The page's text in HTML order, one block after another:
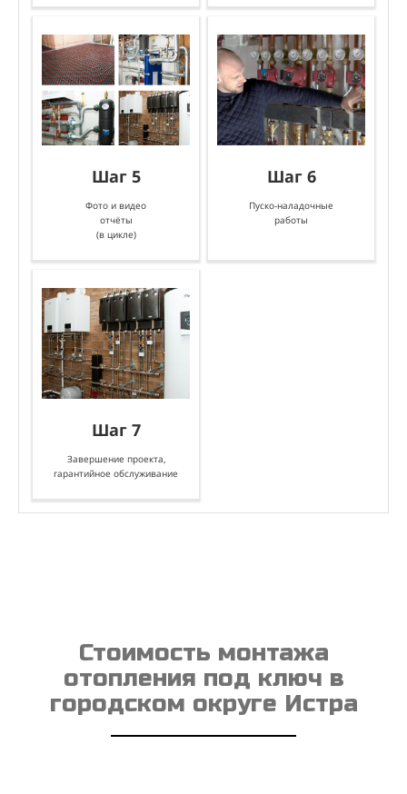
Шаг 5
Фото и видео
отчёты
(в цикле)
Шаг 6
Пуско-наладочные
работы
Шаг 7
Завершение проекта,
гарантийное обслуживание
Стоимость монтажа
отопления под ключ в
городском округе Истра